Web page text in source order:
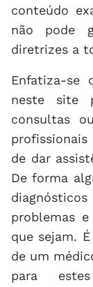
conteúdo
não pode
diretrizes a
Enfatiza-se
neste site
consultas
de dar
De forma
problemas
que sejam.
de um
para